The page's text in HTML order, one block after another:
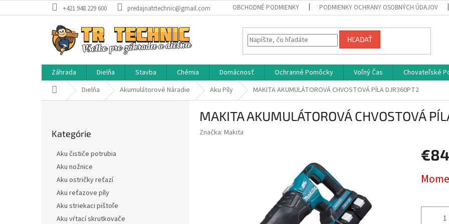
na
+421 948 229 600 predajnatrtechnic@gmail.com OBCHODNÉ PODMIENKY PODMIENKY OCHRANY OSOBNÝCH ÚDAJOV
HĽADAŤ
Záhrada Dielňa Stavba Chémia Domácnosť Ochranné Pomôcky Voľný Čas Chovateľské
DomovDielňa Akumulátorové Náradie Aku Píly MAKITA AKUMULÁTOROVÁ CHVOSTOVÁ PÍLA DJR360PT2
kategórie
Kategórie
Aku čističe potrubia
Aku nožnice
Aku ostričky reťazí
Aku reťazove píly
Aku striekaci pištoľe
Aku vŕtací skrutkovače
MAKITA AKUMULÁTOROVÁ CHVOSTOVÁ
Značka: Makita
cena: